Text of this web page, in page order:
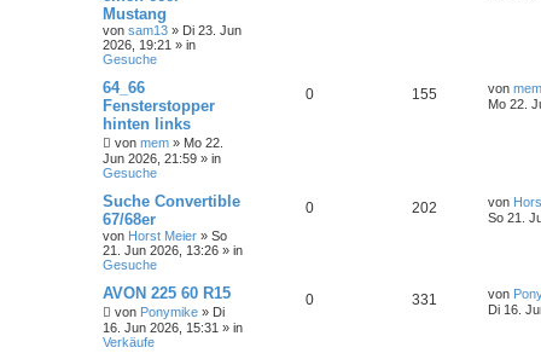
Mustang
von sam13 » Di 23. Jun
2026, 19:21 » in
Gesuche
64_66
Fensterstopper
hinten links
von mem » Mo 22.
Jun 2026, 21:59 » in
Gesuche
0 155 von mem
Mo 22.
Suche Convertible
67/68er
von Horst Meier » So
21. Jun 2026, 13:26 » in
Gesuche
0 202 von
So 21.
AVON 225 60 R15
von Ponymike » Di
16. Jun 2026, 15:31 » in
Verkäufe
0 331 von
Di 16.